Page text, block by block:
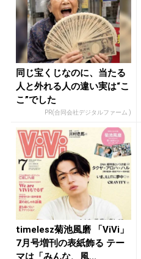
同じ宝くじなのに、当たる
人と外れる人の違い実は“こ
こ”でした
PR(合同会社デジタルファーム )
timelesz菊池風磨 「ViVi」
7月号増刊の表紙飾る テー
マは「みんな、風...